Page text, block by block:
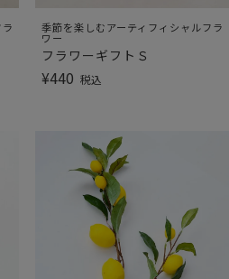
季節を楽しむアーティフィシャルフラ
ワー
フラワーギフトＳ
¥440 税込